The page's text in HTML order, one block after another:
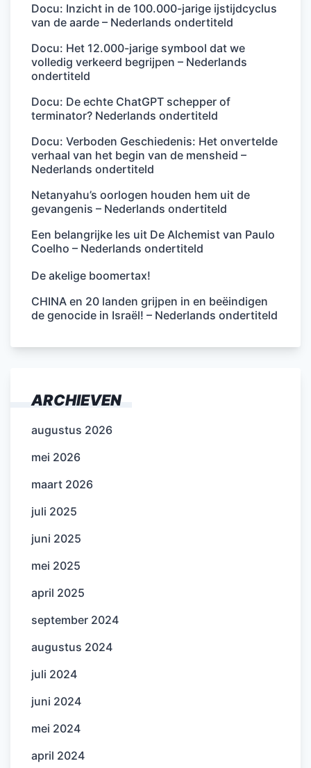
Docu: Inzicht in de 100.000-jarige ijstijdcyclus
van de aarde – Nederlands ondertiteld
Docu: Het 12.000-jarige symbool dat we
volledig verkeerd begrijpen – Nederlands
ondertiteld
Docu: De echte ChatGPT schepper of
terminator? Nederlands ondertiteld
Docu: Verboden Geschiedenis: Het onvertelde
verhaal van het begin van de mensheid –
Nederlands ondertiteld
Netanyahu’s oorlogen houden hem uit de
gevangenis – Nederlands ondertiteld
Een belangrijke les uit De Alchemist van Paulo
Coelho – Nederlands ondertiteld
De akelige boomertax!
CHINA en 20 landen grijpen in en beëindigen
de genocide in Israël! – Nederlands ondertiteld
ARCHIEVEN
augustus 2026
mei 2026
maart 2026
juli 2025
juni 2025
mei 2025
april 2025
september 2024
augustus 2024
juli 2024
juni 2024
mei 2024
april 2024